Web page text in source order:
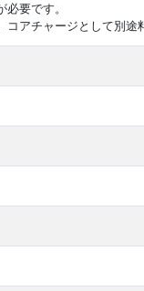
要です。
コアチャージとして別